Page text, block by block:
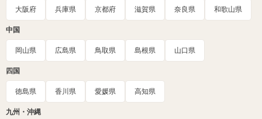
大阪府 兵庫県 京都府 滋賀県 奈良県 和歌山県
中国
岡山県 広島県 鳥取県 島根県 山口県
四国
徳島県 香川県 愛媛県 高知県
九州・沖縄